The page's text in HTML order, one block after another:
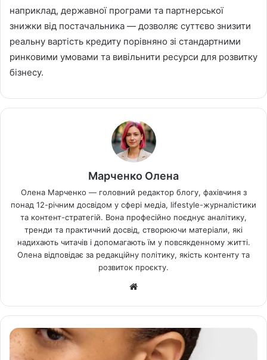
наприклад, державної програми та партнерської
знижки від постачальника — дозволяє суттєво знизити
реальну вартість кредиту порівняно зі стандартними
ринковими умовами та вивільнити ресурси для розвитку
бізнесу.
Марченко Олена
Олена Марченко — головний редактор блогу, фахівчиня з
понад 12-річним досвідом у сфері медіа, lifestyle-журналістики
та контент-стратегій. Вона професійно поєднує аналітику,
тренди та практичний досвід, створюючи матеріали, які
надихають читачів і допомагають їм у повсякденному житті.
Олена відповідає за редакційну політику, якість контенту та
розвиток проєкту.
са
йт